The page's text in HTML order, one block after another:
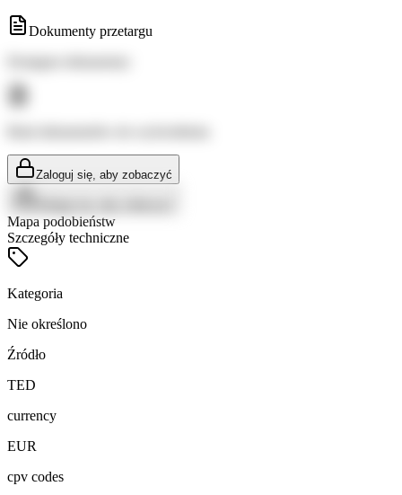
Dokumenty przetargu
Zaloguj się, aby zobaczyć
Mapa podobieństw
Szczegóły techniczne
Kategoria
Nie określono
Źródło
TED
currency
EUR
cpv codes